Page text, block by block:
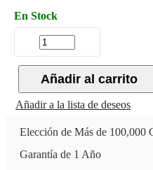
En Stock
Añadir al carrito
Añadir a la lista de deseos
Elección de Más de 100,000
Garantía de 1 Año